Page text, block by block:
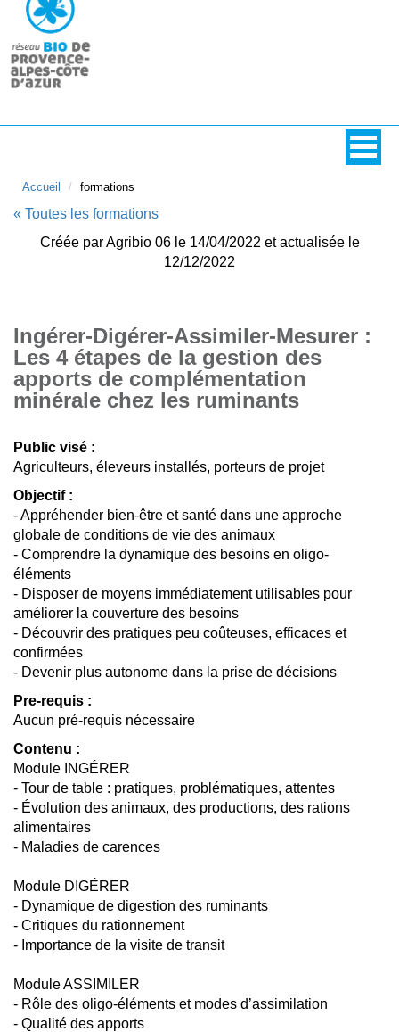
Accueil formations
« Toutes les formations
Créée par Agribio 06 le 14/04/2022 et actualisée le
12/12/2022
Ingérer-Digérer-Assimiler-Mesurer :
Les 4 étapes de la gestion des
apports de complémentation
minérale chez les ruminants
Public visé :
Agriculteurs, éleveurs installés, porteurs de projet
Objectif :
- Appréhender bien-être et santé dans une approche
globale de conditions de vie des animaux
- Comprendre la dynamique des besoins en oligo-
éléments
- Disposer de moyens immédiatement utilisables pour
améliorer la couverture des besoins
- Découvrir des pratiques peu coûteuses, efficaces et
confirmées
- Devenir plus autonome dans la prise de décisions
Pre-requis :
Aucun pré-requis nécessaire
Contenu :
Module INGÉRER
- Tour de table : pratiques, problématiques, attentes
- Évolution des animaux, des productions, des rations
alimentaires
- Maladies de carences
Module DIGÉRER
- Dynamique de digestion des ruminants
- Critiques du rationnement
- Importance de la visite de transit
Module ASSIMILER
- Rôle des oligo-éléments et modes d’assimilation
- Qualité des apports